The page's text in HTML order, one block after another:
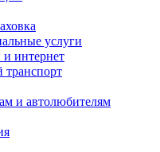
услуги
интернет
и автолюбителям